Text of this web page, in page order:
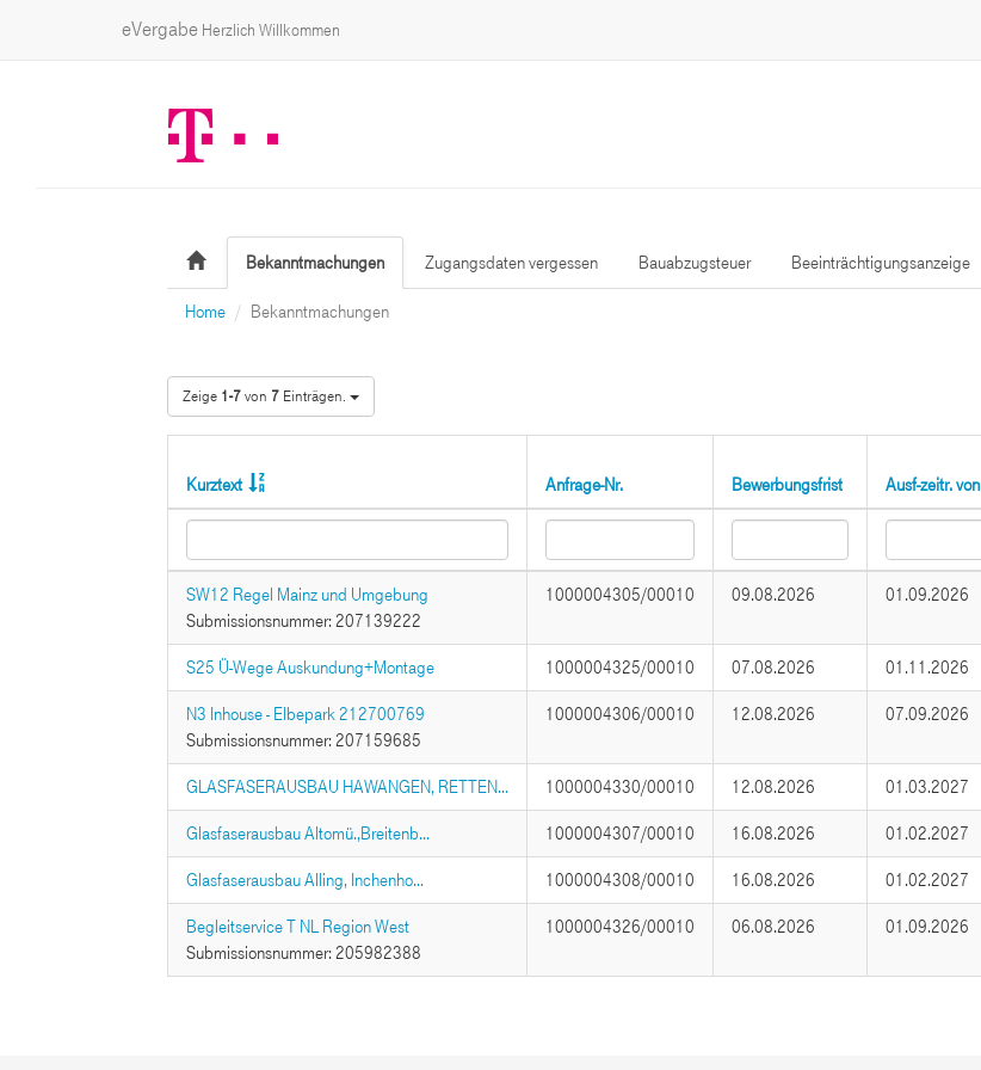
eVergabe Herzlich Willkommen
Bekanntmachungen Zugangsdaten vergessen Bauabzugsteuer Beeinträchtigungsanzeige
Home Bekanntmachungen
Zeige 1-7von 7Einträgen.
Kurztext Anfrage-Nr. Bewerbungsfrist Ausf-zeitr. von
SW12 Regel Mainz und Umgebung
Submissionsnummer: 207139222
1000004305/00010 09.08.2026 01.09.2026
S25 Ü-Wege Auskundung+Montage 1000004325/00010 07.08.2026 01.11.2026
N3 Inhouse - Elbepark 212700769
Submissionsnummer: 207159685
1000004306/00010 12.08.2026 07.09.2026
GLASFASERAUSBAU HAWANGEN, RETTEN... 1000004330/00010 12.08.2026 01.03.2027
Glasfaserausbau Altomü.,Breitenb... 1000004307/00010 16.08.2026 01.02.2027
Glasfaserausbau Alling, Inchenho... 1000004308/00010 16.08.2026 01.02.2027
Begleitservice T NL Region West
Submissionsnummer: 205982388
1000004326/00010 06.08.2026 01.09.2026